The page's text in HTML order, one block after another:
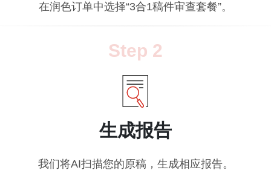
在润色订单中选择“3合1稿件审查套餐”。
Step 2
生成报告
我们将AI扫描您的原稿，生成相应报告。